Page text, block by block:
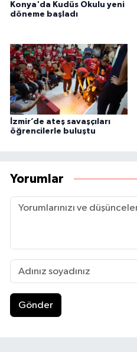
Konya'da Kudüs Okulu yeni
döneme başladı
İzmir’de ateş savaşçıları
öğrencilerle buluştu
Yorumlar
Gönder